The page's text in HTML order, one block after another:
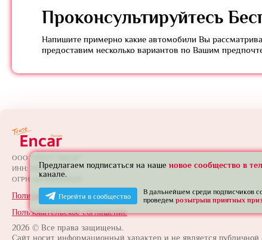
Проконсультируйтесь
Напишите примерно какие автомобили Вы
предоставим несколько вариантов по Вашим
ООО "ТРАСТ ЭНКАР"
ИНН: 7801739565
ОГРН: 1257800005924
Политика конфиденциальности
Пользовательское соглашение
2026 © Все права защищены.
Сайт носит информационный характер и не является публичной
Предлагаем подписаться на наше новое сообщество в
канале.
Перейти в сообщество
В дальнейшем среди подписчиков
проведем розыгрыш приятных